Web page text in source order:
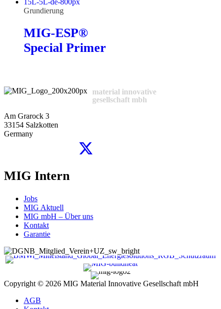
Grundierung
MIG-ESP®
Special Primer
material innovative
gesellschaft mbh
Am Grarock 3
33154 Salzkotten
Germany
MIG Intern
Jobs
MIG Aktuell
MIG mbH – Über uns
Kontakt
Garantie
Copyright © 2026 MIG Material Innovative Gesellschaft mbH
AGB